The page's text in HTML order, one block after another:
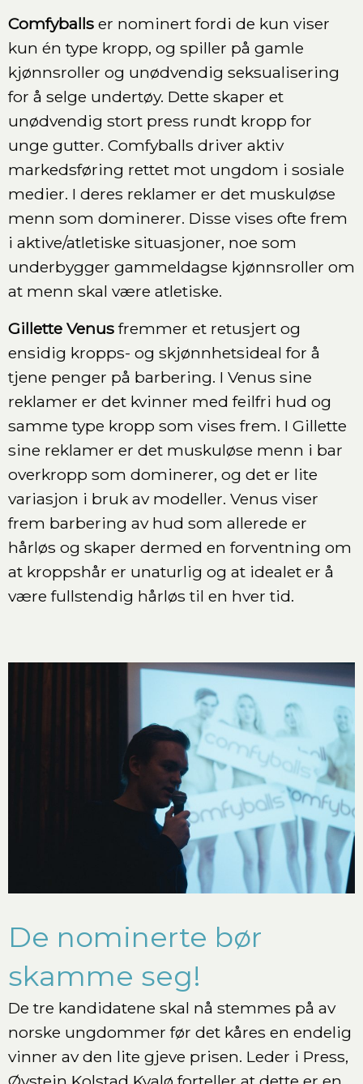
Comfyballs er nominert fordi de kun viser
kun én type kropp, og spiller på gamle
kjønnsroller og unødvendig seksualisering
for å selge undertøy. Dette skaper et
unødvendig stort press rundt kropp for
unge gutter. Comfyballs driver aktiv
markedsføring rettet mot ungdom i sosiale
medier. I deres reklamer er det muskuløse
menn som dominerer. Disse vises ofte frem
i aktive/atletiske situasjoner, noe som
underbygger gammeldagse kjønnsroller om
at menn skal være atletiske.
Gillette Venus fremmer et retusjert og
ensidig kropps- og skjønnhetsideal for å
tjene penger på barbering. I Venus sine
reklamer er det kvinner med feilfri hud og
samme type kropp som vises frem. I Gillette
sine reklamer er det muskuløse menn i bar
overkropp som dominerer, og det er lite
variasjon i bruk av modeller. Venus viser
frem barbering av hud som allerede er
hårløs og skaper dermed en forventning om
at kroppshår er unaturlig og at idealet er å
være fullstendig hårløs til en hver tid.
De nominerte bør
skamme seg!
De tre kandidatene skal nå stemmes på av
norske ungdommer før det kåres en endelig
vinner av den lite gjeve prisen. Leder i Press,